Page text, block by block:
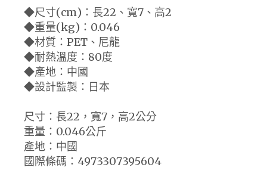
◆尺寸(cm)：長22、寬7、高2
◆重量(kg)：0.046
◆材質：PET、尼龍
◆耐熱溫度：80度
◆產地：中國
◆設計監製：日本
尺寸：長22，寬7，高2公分
重量：0.046公斤
產地：中國
國際條碼：4973307395604